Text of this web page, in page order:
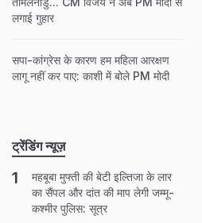
लगाई गुहार
सपा-कांग्रेस के कारण हम महिला आरक्षण
लागू नहीं कर पाए: काशी में बोले PM मोदी
ट्रेंडिंग न्यूज़
महबूबा मुफ्ती की बेटी इल्तिजा के लार
का सैंपल और दांत की माप लेगी जम्मू-
कश्मीर पुलिस: सूत्र